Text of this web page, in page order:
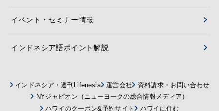
イベント・セミナー情報
インドネシア語ポイント解説
インドネシア・週刊Lifenesia 運営会社
資料請求・お問い合わせ
NYジャピオン（ニューヨークの総合情報メディア）
ハワイのクーポン&予約サイト
ハワイに住む